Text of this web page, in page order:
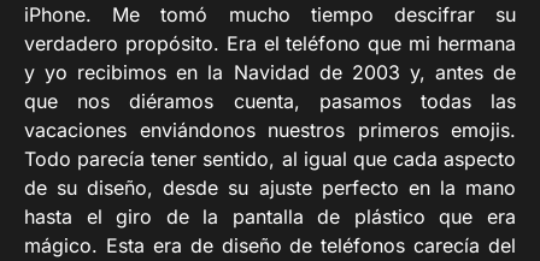
iPhone. Me tomó mucho tiempo descifrar su
verdadero propósito. Era el teléfono que mi hermana
y yo recibimos en la Navidad de 2003 y, antes de
que nos diéramos cuenta, pasamos todas las
vacaciones enviándonos nuestros primeros emojis.
Todo parecía tener sentido, al igual que cada aspecto
de su diseño, desde su ajuste perfecto en la mano
hasta el giro de la pantalla de plástico que era
mágico. Esta era de diseño de teléfonos carecía del